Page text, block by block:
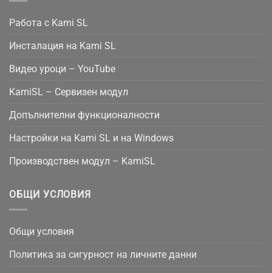
Работа с Kami SL
Инсталация на Kami SL
Видео уроци – YouTube
KamiSL – Сервизен модул
Допълнителни функционалности
Настройки на Kami SL и на Windows
Производствен модул – KamiSL
ОБЩИ УСЛОВИЯ
Общи условия
Политика за сигурност на личните данни